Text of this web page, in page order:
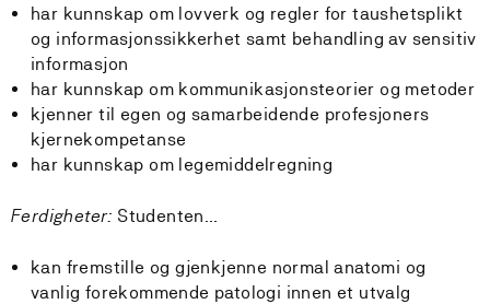
har kunnskap om lovverk og regler for taushetsplikt
og informasjonssikkerhet samt behandling av sensitiv
informasjon
har kunnskap om kommunikasjonsteorier og metoder
kjenner til egen og samarbeidende profesjoners
kjernekompetanse
har kunnskap om legemiddelregning
Ferdigheter: Studenten…
kan fremstille og gjenkjenne normal anatomi og
vanlig forekommende patologi innen et utvalg